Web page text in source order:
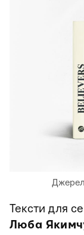
Тексти для
Люба